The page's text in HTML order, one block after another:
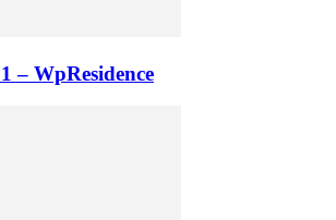
– WpResidence